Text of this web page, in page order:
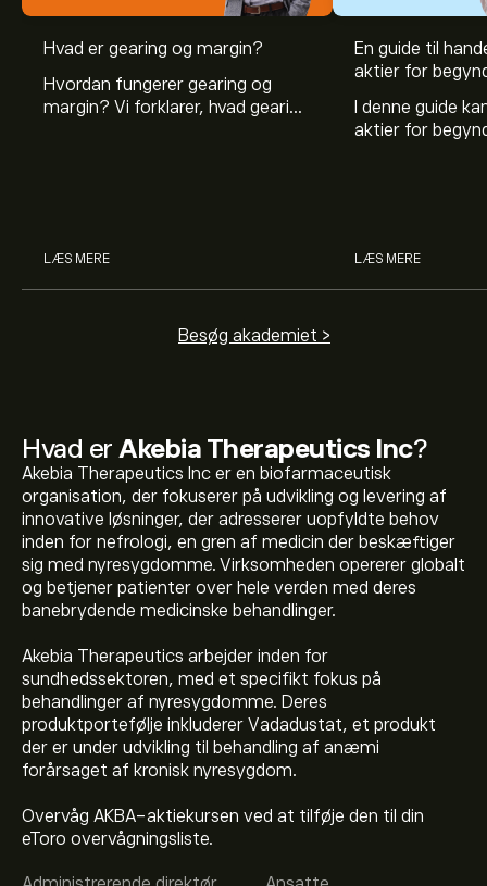
Hvad er Akebia Therapeutics Inc?
Akebia Therapeutics Inc er en biofarmaceutisk
organisation, der fokuserer på udvikling og levering af
innovative løsninger, der adresserer uopfyldte behov
inden for nefrologi, en gren af medicin der beskæftiger
sig med nyresygdomme. Virksomheden opererer globalt
og betjener patienter over hele verden med deres
banebrydende medicinske behandlinger.
Akebia Therapeutics arbejder inden for
sundhedssektoren, med et specifikt fokus på
behandlinger af nyresygdomme. Deres
produktportefølje inkluderer Vadadustat, et produkt
der er under udvikling til behandling af anæmi
forårsaget af kronisk nyresygdom.
Overvåg AKBA-aktiekursen ved at tilføje den til din
eToro overvågningsliste.
Hvad er gearing og margin?
Hvordan fungerer gearing og
margin? Vi forklarer, hvad gearing
LÆS MERE
En guide til
aktier for
I denne guide
aktier for
LÆS MERE
Besøg akademiet >
Den aktuelle AKBA-aktiekurs er 0.9099‎$‎.